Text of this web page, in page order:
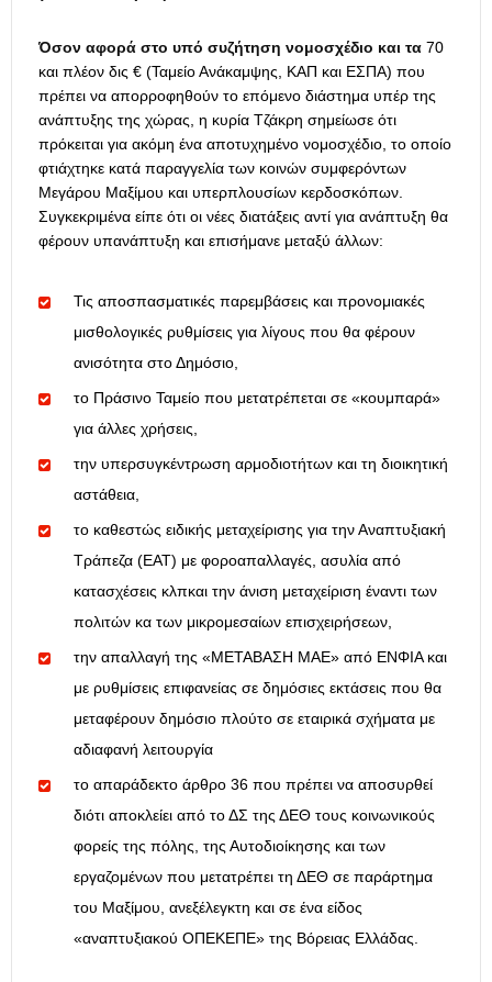
Όσον αφορά στο υπό συζήτηση νομοσχέδιο και τα 70
και πλέον δις € (Ταμείο Ανάκαμψης, ΚΑΠ και ΕΣΠΑ) που
πρέπει να απορροφηθούν το επόμενο διάστημα υπέρ της
ανάπτυξης της χώρας, η κυρία Τζάκρη σημείωσε ότι
πρόκειται για ακόμη ένα αποτυχημένο νομοσχέδιο, το οποίο
φτιάχτηκε κατά παραγγελία των κοινών συμφερόντων
Μεγάρου Μαξίμου και υπερπλουσίων κερδοσκόπων.
Συγκεκριμένα είπε ότι οι νέες διατάξεις αντί για ανάπτυξη θα
φέρουν υπανάπτυξη και επισήμανε μεταξύ άλλων:
Τις αποσπασματικές παρεμβάσεις και προνομιακές
μισθολογικές ρυθμίσεις για λίγους που θα φέρουν
ανισότητα στο Δημόσιο,
το Πράσινο Ταμείο που μετατρέπεται σε «κουμπαρά»
για άλλες χρήσεις,
την υπερσυγκέντρωση αρμοδιοτήτων και τη διοικητική
αστάθεια,
το καθεστώς ειδικής μεταχείρισης για την Αναπτυξιακή
Τράπεζα (ΕΑΤ) με φοροαπαλλαγές, ασυλία από
κατασχέσεις κλπκαι την άνιση μεταχείριση έναντι των
πολιτών κα των μικρομεσαίων επισχειρήσεων,
την απαλλαγή της «ΜΕΤΑΒΑΣΗ ΜΑΕ» από ΕΝΦΙΑ και
με ρυθμίσεις επιφανείας σε δημόσιες εκτάσεις που θα
μεταφέρουν δημόσιο πλούτο σε εταιρικά σχήματα με
αδιαφανή λειτουργία
το απαράδεκτο άρθρο 36 που πρέπει να αποσυρθεί
διότι αποκλείει από το ΔΣ της ΔΕΘ τους κοινωνικούς
φορείς της πόλης, της Αυτοδιοίκησης και των
εργαζομένων που μετατρέπει τη ΔΕΘ σε παράρτημα
του Μαξίμου, ανεξέλεγκτη και σε ένα είδος
«αναπτυξιακού ΟΠΕΚΕΠΕ» της Βόρειας Ελλάδας.